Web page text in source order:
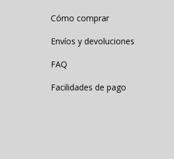
Cómo comprar
Envíos y devoluciones
FAQ
Facilidades de pago